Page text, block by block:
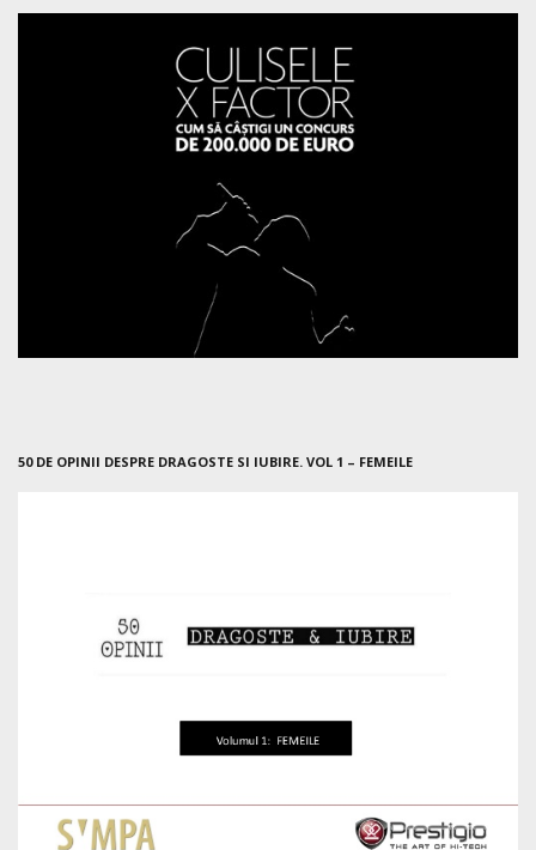
50 DE OPINII DESPRE DRAGOSTE SI IUBIRE. VOL 1 – FEMEILE